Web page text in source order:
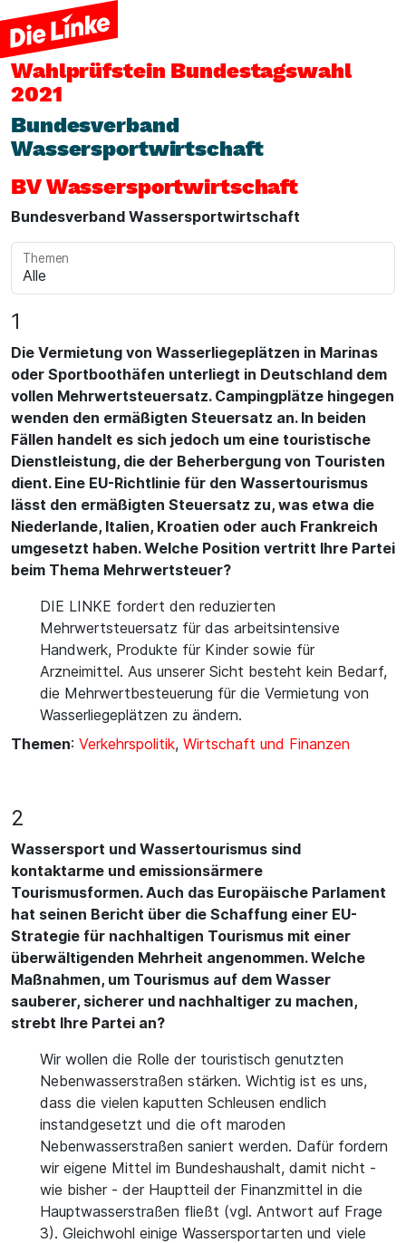
Wahlprüfstein Bundestagswahl
2021
Bundesverband
Wassersportwirtschaft
BV Wassersportwirtschaft
Bundesverband Wassersportwirtschaft
Themen
1
Die Vermietung von Wasserliegeplätzen in Marinas
oder Sportboothäfen unterliegt in Deutschland dem
vollen Mehrwertsteuersatz. Campingplätze hingegen
wenden den ermäßigten Steuersatz an. In beiden
Fällen handelt es sich jedoch um eine touristische
Dienstleistung, die der Beherbergung von Touristen
dient. Eine EU-Richtlinie für den Wassertourismus
lässt den ermäßigten Steuersatz zu, was etwa die
Niederlande, Italien, Kroatien oder auch Frankreich
umgesetzt haben. Welche Position vertritt Ihre Partei
beim Thema Mehrwertsteuer?
DIE LINKE fordert den reduzierten
Mehrwertsteuersatz für das arbeitsintensive
Handwerk, Produkte für Kinder sowie für
Arzneimittel. Aus unserer Sicht besteht kein Bedarf,
die Mehrwertbesteuerung für die Vermietung von
Wasserliegeplätzen zu ändern.
Themen: Verkehrspolitik, Wirtschaft und Finanzen
2
Wassersport und Wassertourismus sind
kontaktarme und emissionsärmere
Tourismusformen. Auch das Europäische Parlament
hat seinen Bericht über die Schaffung einer EU-
Strategie für nachhaltigen Tourismus mit einer
überwältigenden Mehrheit angenommen. Welche
Maßnahmen, um Tourismus auf dem Wasser
sauberer, sicherer und nachhaltiger zu machen,
strebt Ihre Partei an?
Wir wollen die Rolle der touristisch genutzten
Nebenwasserstraßen stärken. Wichtig ist es uns,
dass die vielen kaputten Schleusen endlich
instandgesetzt und die oft maroden
Nebenwasserstraßen saniert werden. Dafür fordern
wir eigene Mittel im Bundeshaushalt, damit nicht -
wie bisher - der Hauptteil der Finanzmittel in die
Hauptwasserstraßen fließt (vgl. Antwort auf Frage
3). Gleichwohl einige Wassersportarten und viele